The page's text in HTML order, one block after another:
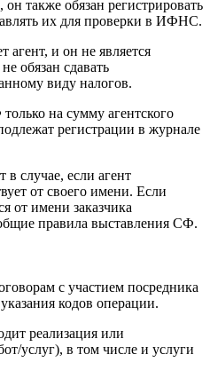
также обязан регистрировать
их для проверки в ИФНС.
и он не является
обязан сдавать
виду налогов.
на сумму агентского
регистрации в журнале
в случае, если агент
от своего имени. Если
от имени заказчика
правила выставления СФ.
с участием посредника
кодов операции.
реализация или
услуг), в том числе и услуги